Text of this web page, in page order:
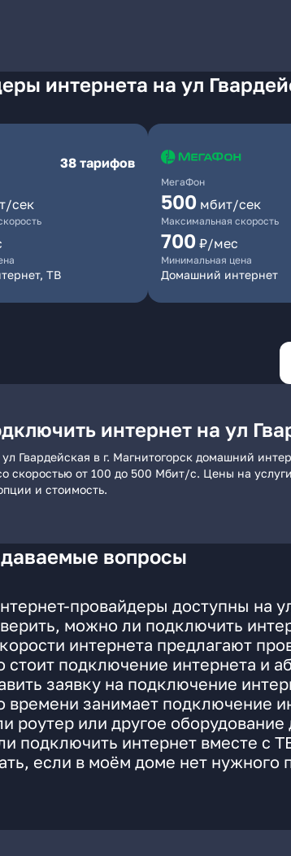
интернета на ул
38 тарифов
сек
ТВ
МегаФон
500 мбит/сек
Максимальная скорость
700 ₽/мес
Минимальная цена
Домашний интернет
интернет на ул
ул Гвардейская в г. Магнитогорск домашний
скоростью от 100 до 500 Мбит/с. Цены на
и стоимость.
вопросы
провайдеры доступны на
можно ли подключить
интернета предлагают
стоит подключение интернета и
заявку на подключение
времени занимает подключение
роутер или другое
подключить интернет вместе с
если в моём доме нет нужного